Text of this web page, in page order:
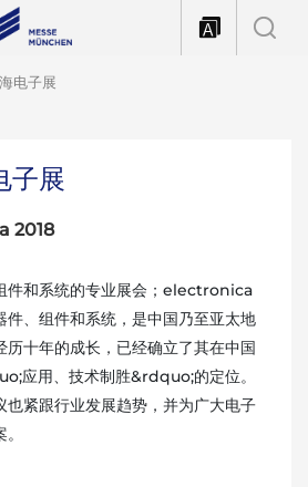
电子展
子展
2018
件和系统的专业展会；electronica
、组件和系统，是中国乃至亚太地
历十年的成长，已经确立了其在中国
应用、技术制胜&rdquo;的定位。
也紧跟行业发展趋势，并为广大电子